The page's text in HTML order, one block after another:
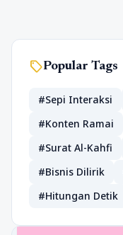
sellPopular Tags
#Sepi Interaksi
#Konten Ramai
#Surat Al-Kahfi
#Bisnis Dilirik
#Hitungan Detik